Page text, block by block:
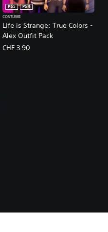
Life is Strange: True Colors -
Alex Outfit Pack
PS5
PS4
COSTUME
CHF 3.90